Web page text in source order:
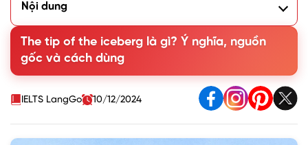
Nội dung
2. Nguồn gốc của idiom The tip of the iceberg
3. Cách diễn đạt tương tự The tip of the iceberg
4. Phân biệt A drop in the ocean và The tip of the iceberg
5. Mẫu hội thoại ứng dụng The tip of the iceberg
The tip of the iceberg là gì? Ý nghĩa, nguồn
gốc và cách dùng
IELTS LangGo 10/12/2024